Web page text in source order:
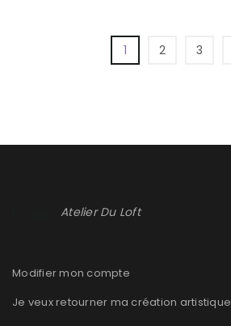
1 2 3
Atelier Du Loft
Modifier mon compte
Je veux retourner ma création artistique